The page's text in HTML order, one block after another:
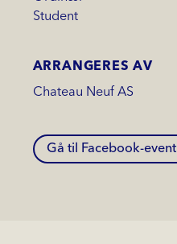
Student
ARRANGERES AV
Chateau Neuf AS
Gå til Facebook-event